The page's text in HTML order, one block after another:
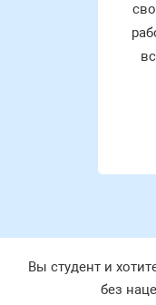
Вы студент и
без